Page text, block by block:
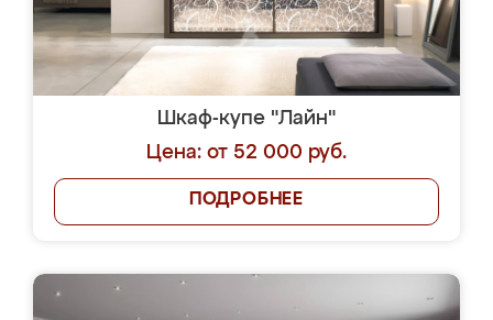
Шкаф-купе "Лайн"
Цена: от 52 000 руб.
ПОДРОБНЕЕ